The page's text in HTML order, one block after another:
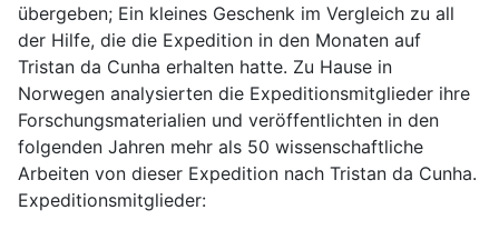
übergeben; Ein kleines Geschenk im Vergleich zu all
der Hilfe, die die Expedition in den Monaten auf
Tristan da Cunha erhalten hatte. Zu Hause in
Norwegen analysierten die Expeditionsmitglieder ihre
Forschungsmaterialien und veröffentlichten in den
folgenden Jahren mehr als 50 wissenschaftliche
Arbeiten von dieser Expedition nach Tristan da Cunha.
Expeditionsmitglieder: